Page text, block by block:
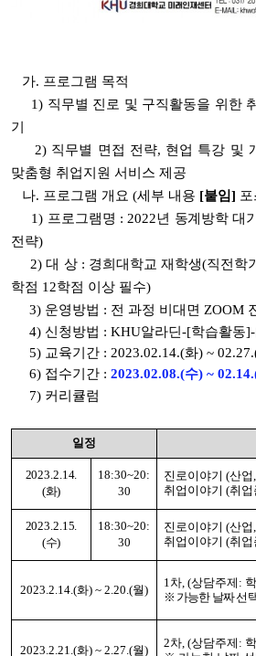
가. 프로그램 목적
1) 직무별 진로 및 구직활동을 위한
기
2) 직무별 면접 전략, 현업 특강 및
맞춤형 취업지원 서비스 제공
나. 프로그램 개요 (세부 내용 [붙임]
1) 프로그램명 :2022년 동계방학대
전략)
2) 대 상 : 경희대학교 재학생(직전학
학점 12학점 이상 필수)
3) 운영방법 : 전 과정 비대면 ZOOM
4) 신청방법 : KHU알라딘-[학습활동
5) 교육기간 : 2023.02.14.(화) ~
6) 접수기간 : 2023.02.08.(수) ~
7) 커리큘럼
일정
2023.2.14.
(화)
18:30~20:
30
진로이야기 (산업
취업이야기 (취업
2023.2.15.
(수)
18:30~20:
30
진로이야기 (산업
취업이야기 (취업
2023.2.14.(화) ~ 2.20.(월)
1차, (상담주제:
※ 가능한 날짜선
2023.2.21.(화) ~ 2.27.(월)
2차, (상담주제: